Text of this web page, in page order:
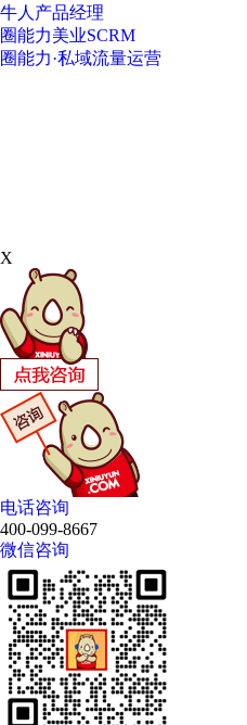
牛人产品经理
圈能力美业SCRM
圈能力·私域流量运营
X
电话咨询
400-099-8667
微信咨询